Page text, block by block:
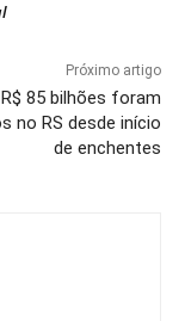
Próximo artigo
85 bilhões foram
no RS desde início
de enchentes